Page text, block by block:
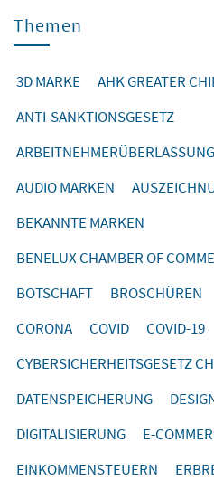
Themen
3D MARKE AHK GREATER
ANTI-SANKTIONSGESETZ
ARBEITNEHMERÜBERLASSUNG
AUDIO MARKEN
BEKANNTE MARKEN
BENELUX CHAMBER OF
BOTSCHAFT
BROSCHÜREN
CORONA
COVID
COVID-19
CYBERSICHERHEITSGESETZ
DATENSPEICHERUNG
DIGITALISIERUNG
E-
EINKOMMENSTEUERN